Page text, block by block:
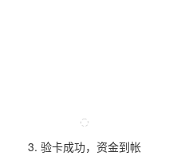
3. 验卡成功，资金到帐